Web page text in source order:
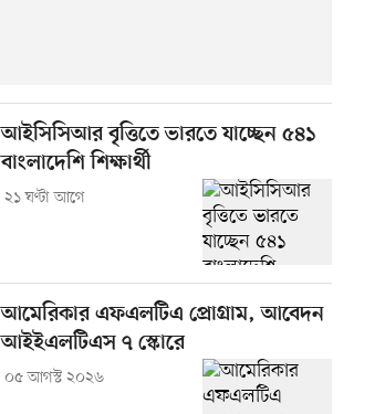
আইসিসিআর বৃত্তিতে ভারতে যাচ্ছেন ৫৪১
বাংলাদেশি শিক্ষার্থী
২১ ঘণ্টা আগে
আমেরিকার এফএলটিএ প্রোগ্রাম, আবেদন
আইইএলটিএস ৭ স্কোরে
০৫ আগস্ট ২০২৬